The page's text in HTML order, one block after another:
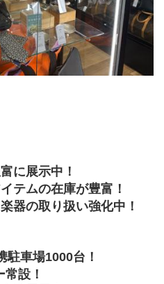
に展示中！
テムの在庫が豊富！
器の取り扱い強化中！
駐車場1000台！
設！